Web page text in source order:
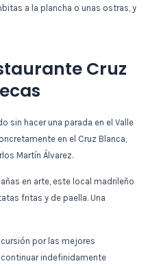
a la plancha o unas ostras, y
Cruz
sin hacer una parada en el Valle
en el Cruz Blanca,
Martín Álvarez.
en arte, este local madrileño
fritas y de paella. Una
por las mejores
indefinidamente